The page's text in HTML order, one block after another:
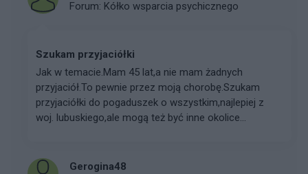
Forum: Kółko wsparcia psychicznego
Szukam przyjaciółki
Jak w temacie.Mam 45 lat,a nie mam żadnych
przyjaciół.To pewnie przez moją chorobę.Szukam
przyjaciółki do pogaduszek o wszystkim,najlepiej z
woj. lubuskiego,ale mogą też być inne okolice...
Gerogina48